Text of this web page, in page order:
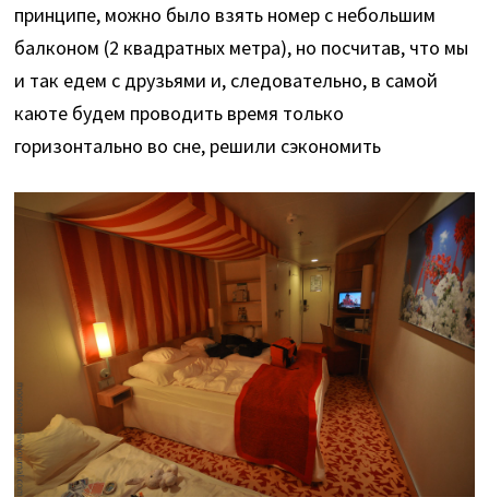
принципе, можно было взять номер с небольшим
балконом (2 квадратных метра), но посчитав, что мы
и так едем с друзьями и, следовательно, в самой
каюте будем проводить время только
горизонтально во сне, решили сэкономить